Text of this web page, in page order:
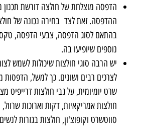
הדפסה מוצלחת של חולצה דורשת תכנון
ההדפסה. זאת לצד בחירה נכונה של
בהתאם לסוג הדפסה, צבעי הדפסה,
נוספים שיופיעו בה.
יש הרבה סוגי חולצות שיכולות לשמש
לצרכים רבים ושונים. כך למשל, הדפסות
שרט יומיומית, על גבי חולצות דרייפיט
חולצות אמריקאיות, דקות וארוכות שרוול,
סווטשרט וקופוצ'ון, חולצות בגזרות